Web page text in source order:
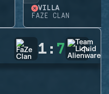
VILLA
FAZE CLAN
1 : 7